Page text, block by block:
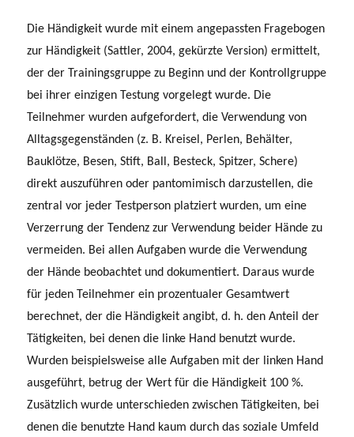
Die Händigkeit wurde mit einem angepassten Fragebogen
zur Händigkeit (Sattler, 2004, gekürzte Version) ermittelt,
der der Trainingsgruppe zu Beginn und der Kontrollgruppe
bei ihrer einzigen Testung vorgelegt wurde. Die
Teilnehmer wurden aufgefordert, die Verwendung von
Alltagsgegenständen (z. B. Kreisel, Perlen, Behälter,
Bauklötze, Besen, Stift, Ball, Besteck, Spitzer, Schere)
direkt auszuführen oder pantomimisch darzustellen, die
zentral vor jeder Testperson platziert wurden, um eine
Verzerrung der Tendenz zur Verwendung beider Hände zu
vermeiden. Bei allen Aufgaben wurde die Verwendung
der Hände beobachtet und dokumentiert. Daraus wurde
für jeden Teilnehmer ein prozentualer Gesamtwert
berechnet, der die Händigkeit angibt, d. h. den Anteil der
Tätigkeiten, bei denen die linke Hand benutzt wurde.
Wurden beispielsweise alle Aufgaben mit der linken Hand
ausgeführt, betrug der Wert für die Händigkeit 100 %.
Zusätzlich wurde unterschieden zwischen Tätigkeiten, bei
denen die benutzte Hand kaum durch das soziale Umfeld